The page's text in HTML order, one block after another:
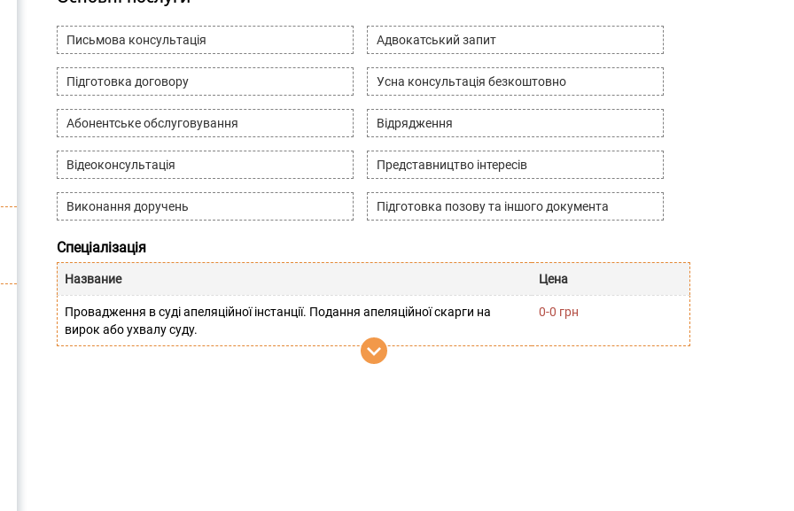
Письмова консультація Адвокатський запит
Підготовка договору Усна консультація безкоштовно
Абонентське обслуговування Відрядження
Відеоконсультація Представництво інтересів
Виконання доручень Підготовка позову та іншого документа
Спеціалізація
Название Цена
Провадження в суді апеляційної інстанції. Подання апеляційної скарги на
вирок або ухвалу суду.
0-0 грн